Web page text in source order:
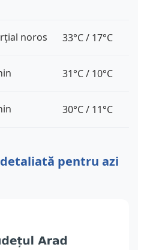
noros 33°C / 17°C
31°C / 10°C
30°C / 11°C
pentru azi